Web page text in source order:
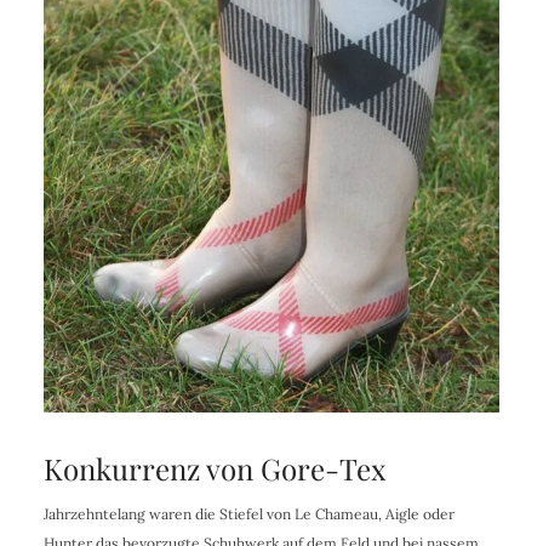
Konkurrenz von Gore-Tex
Jahrzehntelang waren die Stiefel von Le Chameau, Aigle oder